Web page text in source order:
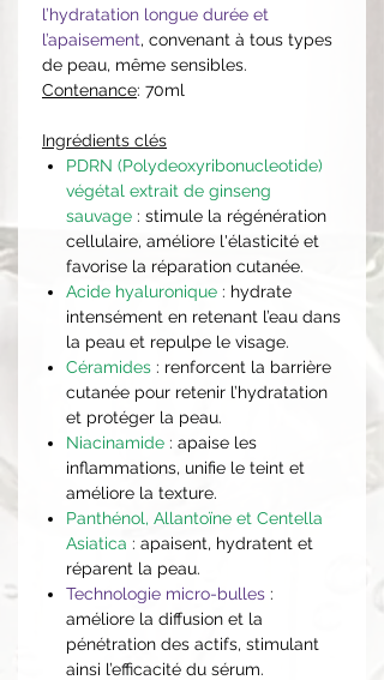
l’hydratation longue durée et
l’apaisement, convenant à tous types
de peau, même sensibles.
Contenance: 70ml
Ingrédients clés
PDRN (Polydeoxyribonucleotide)
végétal extrait de ginseng
sauvage : stimule la régénération
cellulaire, améliore l'élasticité et
favorise la réparation cutanée.
Acide hyaluronique : hydrate
intensément en retenant l’eau dans
la peau et repulpe le visage.
Céramides : renforcent la barrière
cutanée pour retenir l’hydratation
et protéger la peau.
Niacinamide : apaise les
inflammations, unifie le teint et
améliore la texture.
Panthénol, Allantoïne et Centella
Asiatica : apaisent, hydratent et
réparent la peau.
Technologie micro-bulles :
améliore la diffusion et la
pénétration des actifs, stimulant
ainsi l’efficacité du sérum.